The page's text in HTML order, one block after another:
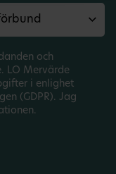
och
LO Mervärde
i enlighet
(GDPR). Jag